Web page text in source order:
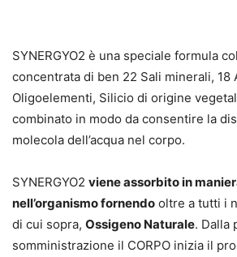
SYNERGYO2 è una speciale formula
concentrata di ben 22 Sali minerali, 18
Oligoelementi, Silicio di origine
combinato in modo da consentire la
molecola dell’acqua nel corpo.
SYNERGYO2 viene assorbito in
nell’organismo fornendo oltre a tutti i
di cui sopra, Ossigeno Naturale. Dalla
somministrazione il CORPO inizia il